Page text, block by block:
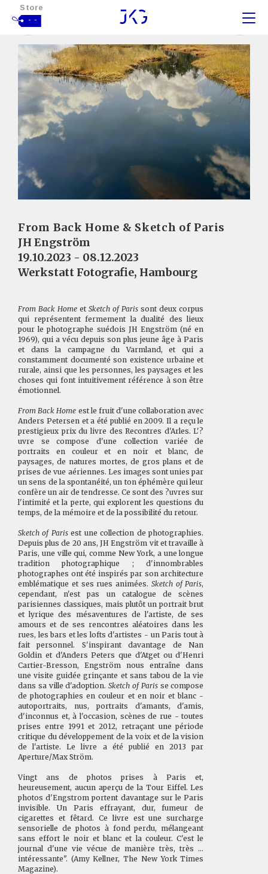
Store
- -
From Back Home & Sketch of Paris
JH Engström
19.10.2023 - 08.12.2023
Werkstatt Fotografie, Hambourg
From Back Home etSketch of Paris sont deux corpus
qui représentent fermement la dualité des lieux
pour le photographe suédois JH Engström (né en
1969), qui a vécu depuis son plus jeune âge à Paris
et dans la campagne du Varmland, et qui a
constamment documenté son existence urbaine et
rurale, ainsi que les personnes, les paysages et les
choses qui font intuitivement référence à son être
émotionnel.
From Back Home est le fruit d'une collaboration avec
Anders Petersen et a été publié en 2009. Il a reçu le
prestigieux prix du livre des Recontres d'Arles. L'?
uvre se compose d'une collection variée de
portraits en couleur et en noir et blanc, de
paysages, de natures mortes, de gros plans et de
prises de vue aériennes. Les images sont unies par
un sens de la spontanéité, un ton éphémère qui leur
confère un air de tendresse. Ce sont des ?uvres sur
l'intimité et la perte, qui explorent les questions du
temps, de la mémoire et de la possibilité du retour.
Sketch of Parisest une collection de photographies.
Depuis plus de 20 ans, JH Engström vit et travaille à
Paris, une ville qui, comme New York, a une longue
tradition photographique ; d'innombrables
photographes ont été inspirés par son architecture
emblématique et ses rues animées. Sketch of Paris,
cependant, n'est pas un catalogue de scènes
parisiennes classiques, mais plutôt un portrait brut
et lyrique des mésaventures de l'artiste, de ses
amours et de ses rencontres aléatoires dans les
rues, les bars et les lofts d'artistes - un Paris tout à
fait personnel. S'inspirant davantage de Nan
Goldin et d'Anders Peters que d'Atget ou d'Henri
Cartier-Bresson, Engström nous entraîne dans
une visite guidée grinçante et sans tabou de la vie
dans sa ville d'adoption.Sketch of Parisse compose
de photographies en couleur et en noir et blanc -
autoportraits, nus, portraits d'amants, d'amis,
d'inconnus et, à l'occasion, scènes de rue - toutes
prises entre 1991 et 2012, retraçant une période
critique du développement de la voix et de la vision
de l'artiste. Le livre a été publié en 2013 par
Aperture/Max Ström.
Vingt ans de photos prises à Paris et,
heureusement, aucun aperçu de la Tour Eiffel. Les
photos d'Engstrom portent davantage sur le Paris
invisible. Un Paris effrayant, dur, fumeur de
cigarettes et fêtard. Ce livre est une surcharge
sensorielle de photos à fond perdu, mélangeant
sans effort le noir et blanc et la couleur. C'est le
journal d'une vie vécue de manière très, très ...
intéressante". (Amy Kellner, The New York Times
Magazine).